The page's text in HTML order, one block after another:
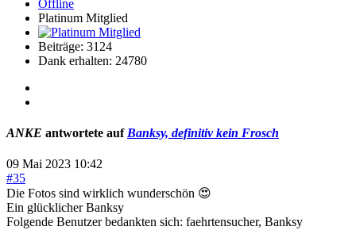
Offline
Platinum Mitglied
Beiträge: 3124
Dank erhalten: 24780
ANKE antwortete auf Banksy, definitiv kein Frosch
09 Mai 2023 10:42
#35
Die Fotos sind wirklich wunderschön 😍
Ein glücklicher Banksy
Folgende Benutzer bedankten sich: faehrtensucher, Banksy